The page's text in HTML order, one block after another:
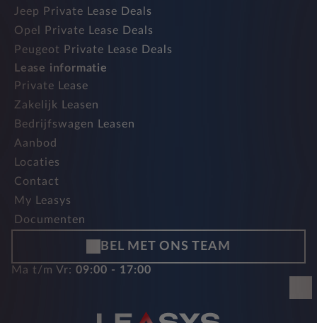
Jeep Private Lease Deals
Opel Private Lease Deals
Peugeot Private Lease Deals
Lease informatie
Private Lease
Zakelijk Leasen
Bedrijfswagen Leasen
Aanbod
Locaties
Contact
My Leasys
Documenten
BEL MET ONS TEAM
Ma t/m Vr: 09:00 - 17:00